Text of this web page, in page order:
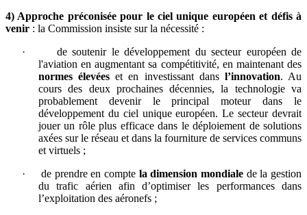
4) Approche préconisée pour le ciel unique européen et défis à
venir : la Commission insiste sur la nécessité :
·
de soutenir le développement du secteur européen de
l'aviation en augmentant sa compétitivité, en maintenant des
normes élevées et en investissant dans l’innovation. Au
cours des deux prochaines décennies, la technologie va
probablement devenir le principal moteur dans le
développement du ciel unique européen. Le secteur devrait
jouer un rôle plus efficace dans le déploiement de solutions
axées sur le réseau et dans la fourniture de services communs
et virtuels ;
·
de prendre en compte la dimension mondiale de la gestion
du trafic aérien afin d’optimiser les performances dans
l’exploitation des aéronefs ;